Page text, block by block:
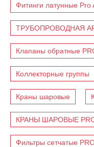
Фитинги латунные Pro
ТРУБОПРОВОДНАЯ
Клапаны обратные
Коллекторные группы
Краны шаровые
КРАНЫ ШАРОВЫЕ PRO
Фильтры сетчатые